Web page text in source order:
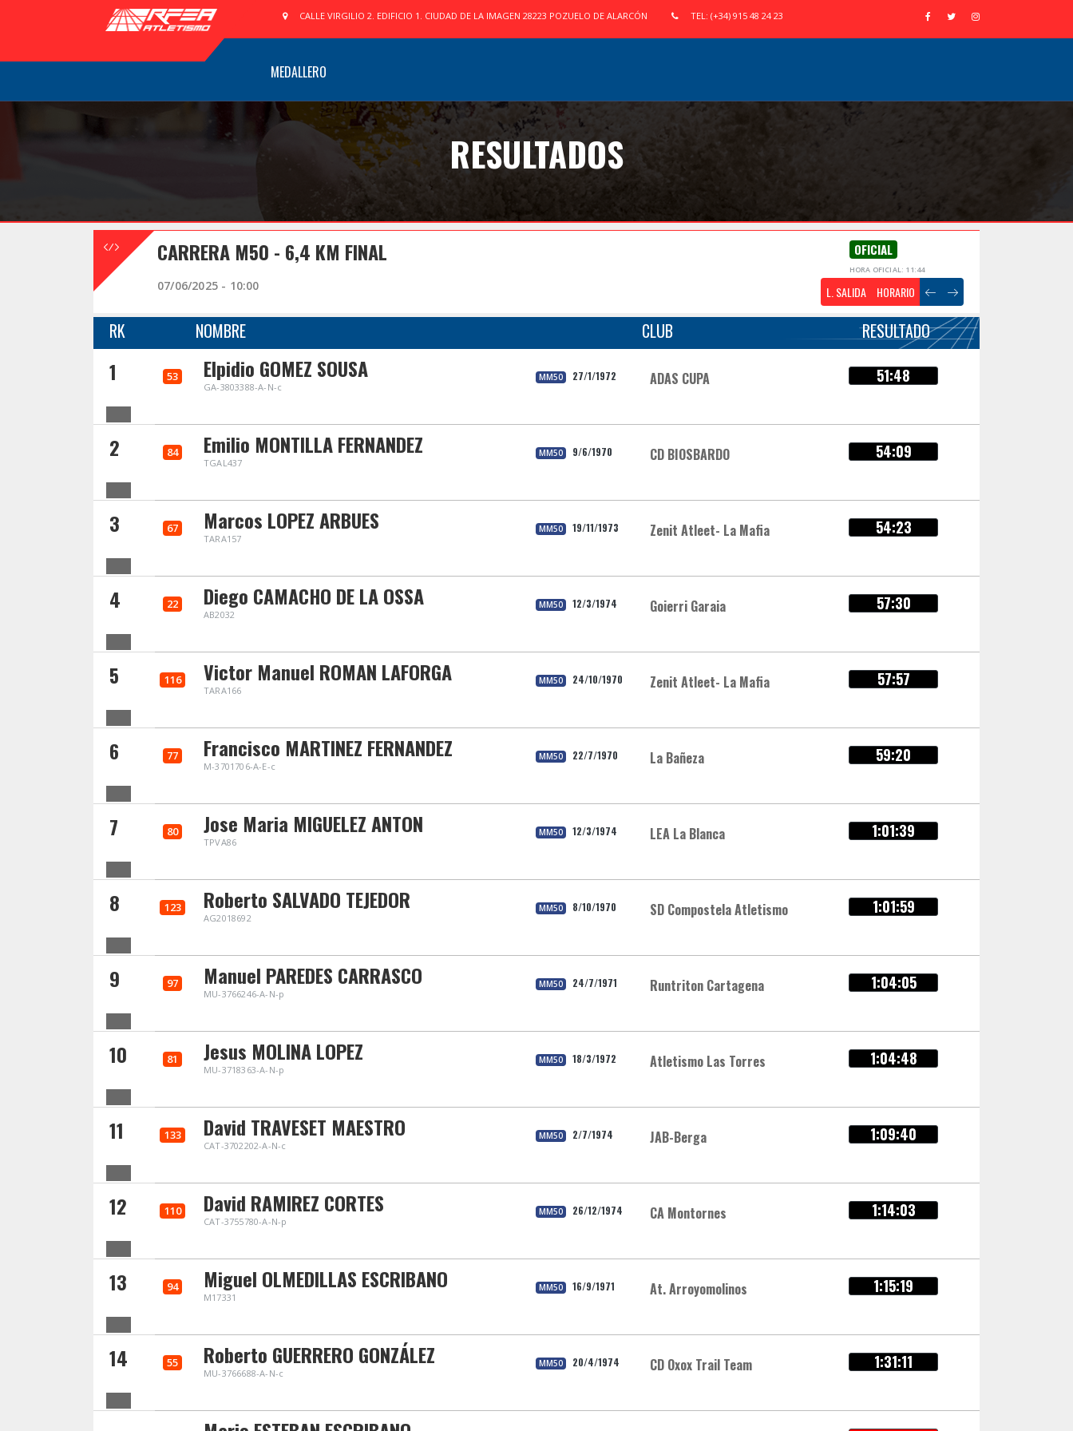
CALLE VIRGILIO 2. EDIFICIO 1. CIUDAD DE LA IMAGEN 28223 POZUELO DE ALARCÓN TEL: (+34) 915 48 24 23
MEDALLERO
RESULTADOS
CARRERA M50 - 6,4 KM FINAL OFICIAL
HORA OFICIAL: 11:44
07/06/2025 - 10:00 L. SALIDA HORARIO
RK NOMBRE CLUB RESULTADO
1 53 Elpidio GOMEZ SOUSA
GA-3803388-A-N-c
MM50 27/1/1972 ADAS CUPA 51:48
2 84 Emilio MONTILLA FERNANDEZ
TGAL437
MM50 9/6/1970 CD BIOSBARDO 54:09
3 67 Marcos LOPEZ ARBUES
TARA157
MM50 19/11/1973 Zenit Atleet- La Mafia 54:23
4 22 Diego CAMACHO DE LA OSSA
AB2032
MM50 12/3/1974 Goierri Garaia 57:30
5 116 Victor Manuel ROMAN LAFORGA
TARA166
MM50 24/10/1970 Zenit Atleet- La Mafia 57:57
6 77 Francisco MARTINEZ FERNANDEZ
M-3701706-A-E-c
MM50 22/7/1970 La Bañeza 59:20
7 80 Jose Maria MIGUELEZ ANTON
TPVA86
MM50 12/3/1974 LEA La Blanca 1:01:39
8 123 Roberto SALVADO TEJEDOR
AG2018692
MM50 8/10/1970 SD Compostela Atletismo 1:01:59
9 97 Manuel PAREDES CARRASCO
MU-3766246-A-N-p
MM50 24/7/1971 Runtriton Cartagena 1:04:05
10 81 Jesus MOLINA LOPEZ
MU-3718363-A-N-p
MM50 18/3/1972 Atletismo Las Torres 1:04:48
11 133 David TRAVESET MAESTRO
CAT-3702202-A-N-c
MM50 2/7/1974 JAB-Berga 1:09:40
12 110 David RAMIREZ CORTES
CAT-3755780-A-N-p
MM50 26/12/1974 CA Montornes 1:14:03
13 94 Miguel OLMEDILLAS ESCRIBANO
M17331
MM50 16/9/1971 At. Arroyomolinos 1:15:19
14 55 Roberto GUERRERO GONZÁLEZ
MU-3766688-A-N-c
MM50 20/4/1974 CD Oxox Trail Team 1:31:11